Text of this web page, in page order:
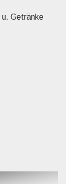
Getränke